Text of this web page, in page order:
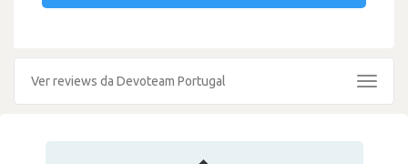
Ver reviews da Devoteam Portugal
Toggle